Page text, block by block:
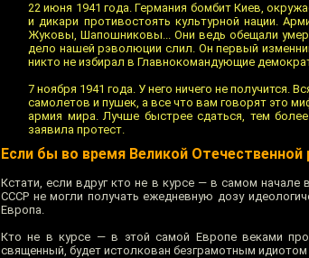
22 июня 1941 года. Германия бомбит Киев,
и дикари противостоять культурной нации.
Жуковы, Шапошниковы... Они ведь обещали
дело нашей рэволюции слил. Он первый
никто не избирал в Главнокомандующие
7 ноября 1941 года. У него ничего не получится.
самолетов и пушек, а все что вам говорят это
армия мира. Лучше быстрее сдаться, тем
заявила протест.
Если бы во время Великой Отечественной
Кстати, если вдруг кто не в курсе — в самом
СССР не могли получать ежедневную дозу
Европа.
Кто не в курсе — в этой самой Европе веками
священный, будет истолкован безграмотным